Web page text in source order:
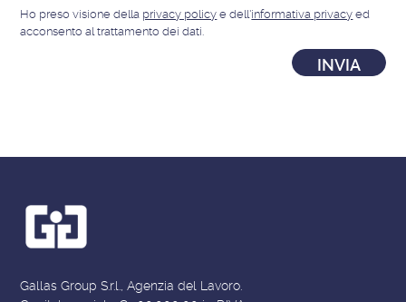
Ho preso visione della privacy policy e dell'informativa privacy ed
acconsento al trattamento dei dati.
Gallas Group S.r.l., Agenzia del Lavoro.